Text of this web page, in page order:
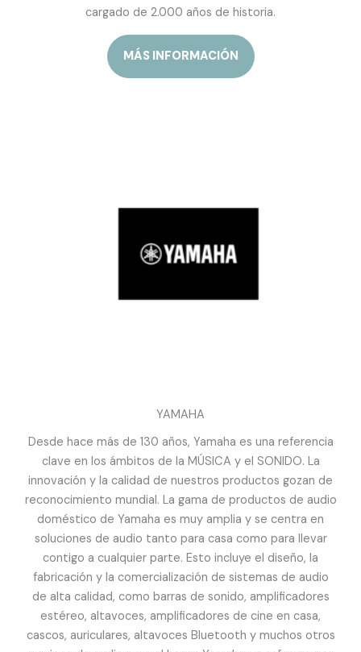
cargado de 2.000 años de historia.
MÁS INFORMACIÓN
YAMAHA
Desde hace más de 130 años, Yamaha es una referencia
clave en los ámbitos de la MÚSICA y el SONIDO. La
innovación y la calidad de nuestros productos gozan de
reconocimiento mundial. La gama de productos de audio
doméstico de Yamaha es muy amplia y se centra en
soluciones de audio tanto para casa como para llevar
contigo a cualquier parte. Esto incluye el diseño, la
fabricación y la comercialización de sistemas de audio
de alta calidad, como barras de sonido, amplificadores
estéreo, altavoces, amplificadores de cine en casa,
cascos, auriculares, altavoces Bluetooth y muchos otros